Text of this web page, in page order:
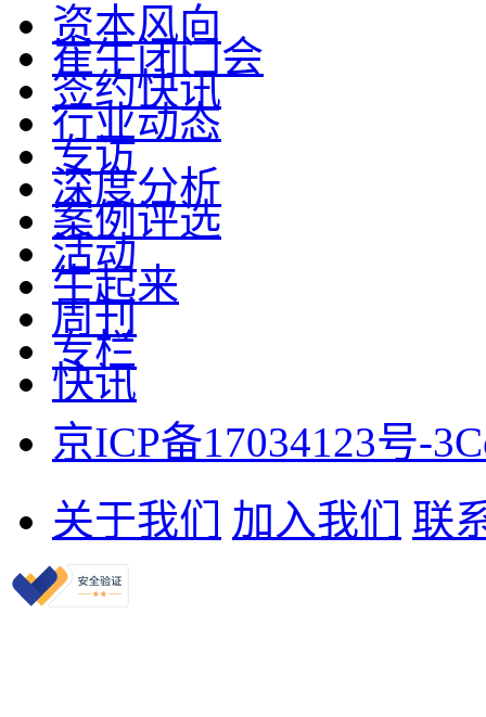
资本风向
崔牛闭门会
签约快讯
行业动态
专访
深度分析
案例评选
活动
牛起来
周刊
专栏
快讯
京ICP备17034123号-3
关于我们
加入我们 联